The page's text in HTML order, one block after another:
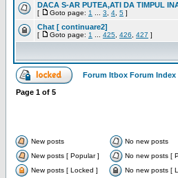
DACA S-AR PUTEA,ATI DA TIMPUL
[ Goto page: 1 3 4 5 ]
Chat [ continuare2]
[ Goto page: 1 425 426 427 ]
Forum Itbox Forum Index
Page 1 of 5
New posts No new posts
New posts [ Popular ]
No new posts [
New posts [ Locked ]
No new posts [